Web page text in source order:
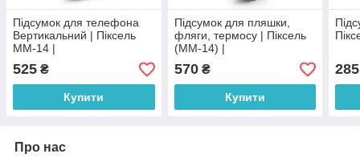
Підсумок для телефона
Вертикальний | Піксель
ММ-14 |
525 ₴
Купити
Підсумок для пляшки,
фляги, термосу | Піксель
(ММ-14) |
570₴
Купити
285
Про нас